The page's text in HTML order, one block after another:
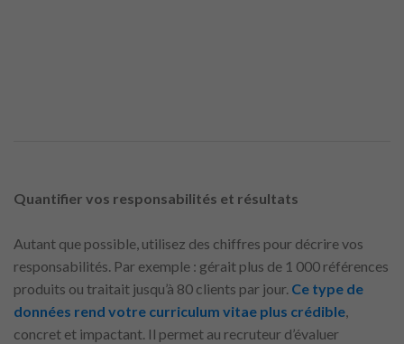
Quantifier vos responsabilités et résultats
Autant que possible, utilisez des chiffres pour décrire vos
responsabilités. Par exemple : gérait plus de 1 000 références
produits ou traitait jusqu’à 80 clients par jour. Ce type de
données rend votre curriculum vitae plus crédible,
concret et impactant. Il permet au recruteur d’évaluer